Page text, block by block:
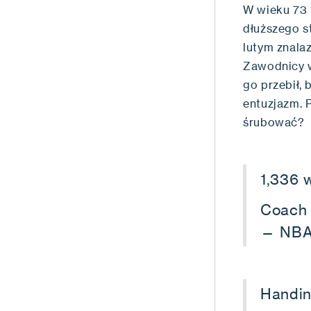
W wieku
dłuższego
lutym
Zawodnicy
go przebił,
entuzjazm.
śrubować?
1,336
—